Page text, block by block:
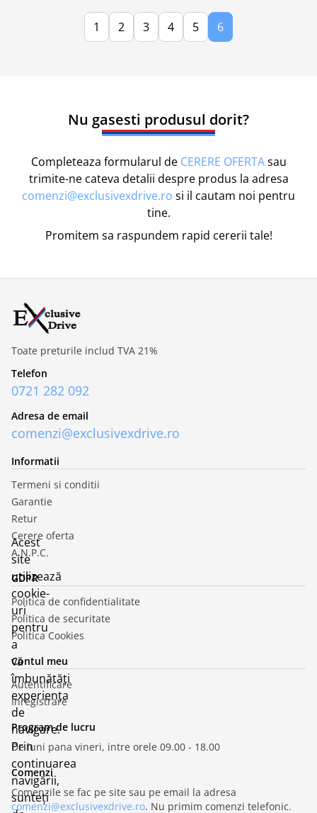
1 2 3 4 5 6
Nu gasesti produsul dorit?
Completeaza formularul de CERERE OFERTAsau
trimite-ne cateva detalii despre produs la adresa
comenzi@exclusivexdrive.ro si il cautam noi pentru
tine.
Promitem sa raspundem rapid cererii tale!
Toate preturile includ TVA 21%
Telefon
0721 282 092
Adresa de email
comenzi@exclusivexdrive.ro
Informatii
Termeni si conditii
Garantie
Retur
Cerere oferta
A.N.P.C.
GDPR
Politica de confidentialitate
Politica de securitate
Politica Cookies
Contul meu
Autentificare
Inregistrare
Program de lucru
De luni pana vineri, intre orele 09.00 - 18.00
Comenzi
Comenzile se fac pe site sau pe email la adresa
comenzi@exclusivexdrive.ro. Nu primim comenzi telefonic.
Acest
site
utilizează
cookie-
uri
pentru
a
vă
îmbunătăți
experiența
de
navigare.
Prin
continuarea
navigării,
sunteți